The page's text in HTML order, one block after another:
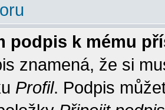
podpis k mému
znamená, že si
Profil. Podpis